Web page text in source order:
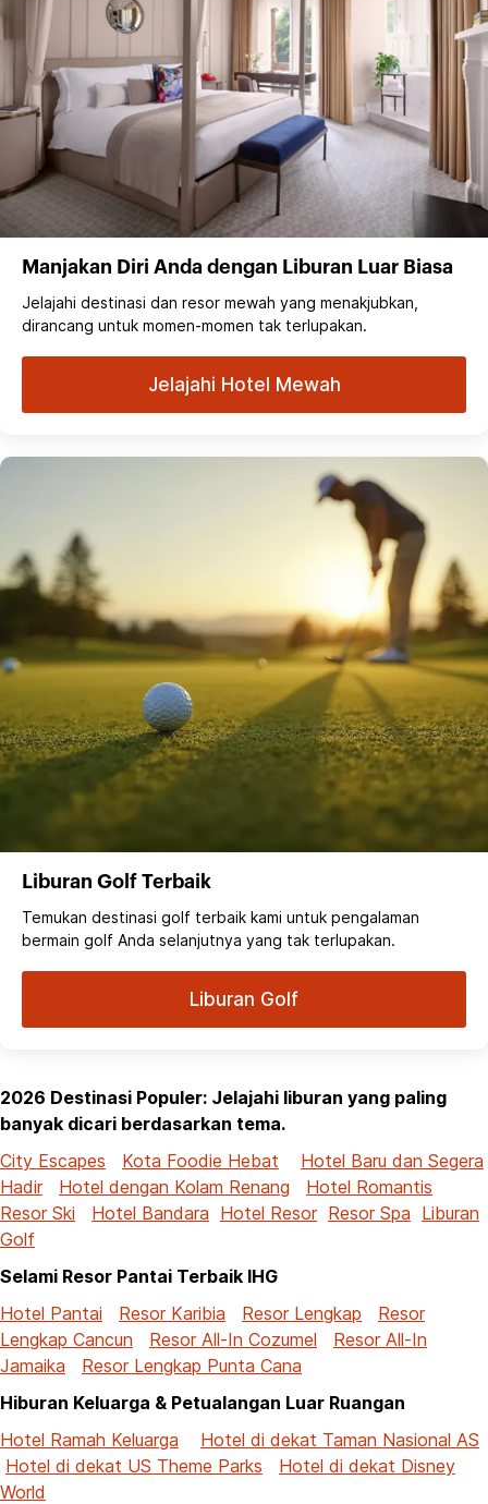
Manjakan Diri Anda dengan Liburan Luar Biasa
Jelajahi destinasi dan resor mewah yang menakjubkan,
dirancang untuk momen-momen tak terlupakan.
Jelajahi Hotel Mewah
Liburan Golf Terbaik
Temukan destinasi golf terbaik kami untuk pengalaman
bermain golf Anda selanjutnya yang tak terlupakan.
Liburan Golf
2026 Destinasi Populer: Jelajahi liburan yang paling
banyak dicari berdasarkan tema.
City Escapes
Kota Foodie Hebat
Hotel Baru dan Segera
Hadir
Hotel dengan Kolam Renang
Hotel Romantis
Resor Ski
Hotel Bandara Hotel Resor Resor Spa Liburan
Golf
Selami Resor Pantai Terbaik IHG
Hotel Pantai
Resor Karibia Resor Lengkap
Resor
Lengkap Cancun
Resor All-In Cozumel
Resor All-In
Jamaika
Resor Lengkap Punta Cana
Hiburan Keluarga & Petualangan Luar Ruangan
Hotel Ramah Keluarga
Hotel di dekat Taman Nasional AS
Hotel di dekat US Theme Parks
Hotel di dekat Disney
World